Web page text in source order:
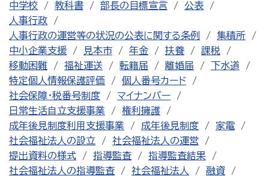
中学校
教科書 部長の目標宣言
公表
人事行政
人事行政の運営等の状況の公表に関する条例
集積所
中小企業支援
見本市 年金 扶養
課税
移動困難
福祉運送 転籍届 離婚届
下水道
特定個人情報保護評価
個人番号カード
社会保障・税番号制度
マイナンバー
日常生活自立支援事業
権利擁護
成年後見制度利用支援事業
成年後見制度
家電
社会福祉法人の設立
社会福祉法人の運営
提出資料の様式
指導監査
指導監査結果
社会福祉法人の指導監査
社会福祉法人
融資